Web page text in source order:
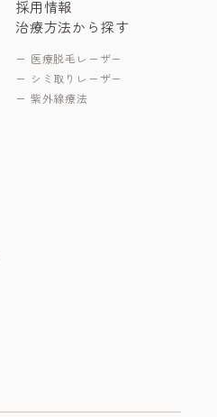
採用情報
治療方法から探す
医療脱毛レーザー
シミ取りレーザー
紫外線療法